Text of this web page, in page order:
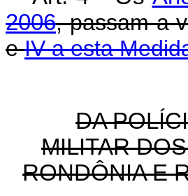
2006, passam a
eIV a esta
DA
MILITAR
RONDÔNIA E